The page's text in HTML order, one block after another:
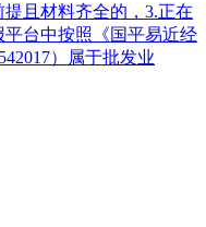
且材料齐全的，3.正在
台中按照《国平易近经
）属于批发业